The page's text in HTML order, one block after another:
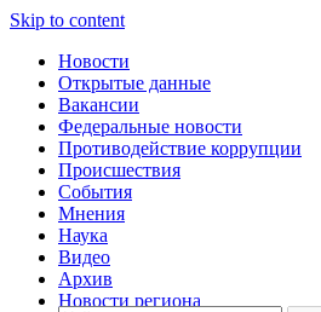
Skip to content
Новости
Открытые данные
Вакансии
Федеральные новости
Противодействие коррупции
Происшествия
События
Мнения
Наука
Видео
Архив
Новости региона